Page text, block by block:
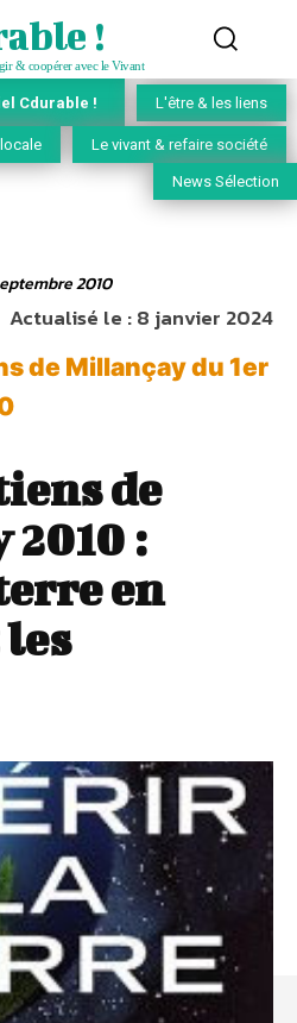
!
& coopérer avec le Vivant
Cdurable ! L'être & les liens
Le vivant & refaire société
News Sélection
2010
Actualisé le :8 janvier 2024
de Millançay du 1er
de
:
en